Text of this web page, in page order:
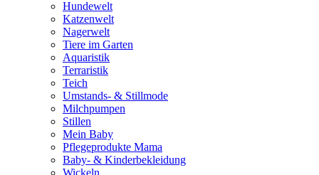
Hundewelt
Katzenwelt
Nagerwelt
Tiere im Garten
Aquaristik
Terraristik
Teich
Umstands- & Stillmode
Milchpumpen
Stillen
Mein Baby
Pflegeprodukte Mama
Baby- & Kinderbekleidung
Wickeln